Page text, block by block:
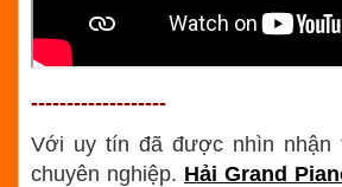
-------------------
Với uy tín đã được nhìn nhận
chuyên nghiệp. Hải Grand